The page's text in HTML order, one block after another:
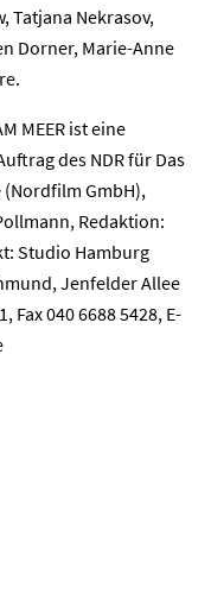
Tatjana Nekrasov,
Dorner, Marie-Anne
MEER ist eine
des NDR für Das
(Nordfilm GmbH),
Redaktion:
Studio Hamburg
Jenfelder Allee
Fax 040 6688 5428, E-